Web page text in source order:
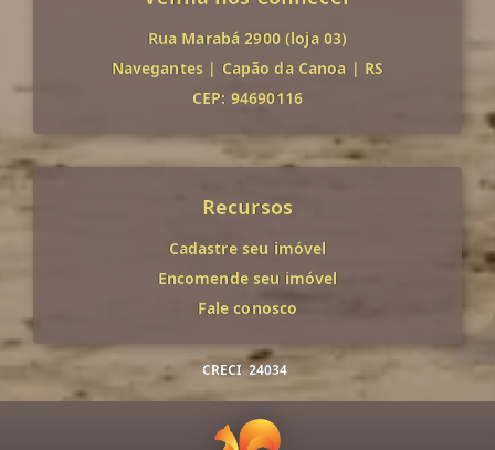
Rua Marabá 2900 (loja 03)
Navegantes | Capão da Canoa | RS
CEP: 94690116
Recursos
Cadastre seu imóvel
Encomende seu imóvel
Fale conosco
CRECI 24034